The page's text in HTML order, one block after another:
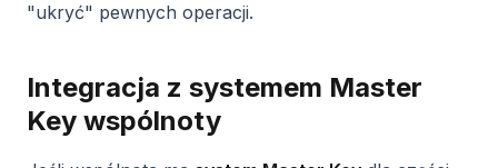
"ukryć" pewnych operacji.
Integracja z systemem Master
Key wspólnoty